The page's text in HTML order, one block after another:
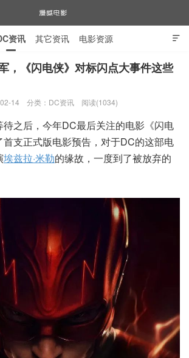
漫威电影

资讯 其它资讯 电影资源
，《闪电侠》对标闪点大事件这些
14 分类： DC资讯 阅读(1034)
之后，今年DC最后关注的电影《闪电
支正式版电影预告，对于DC的这部电
埃兹拉·米勒的缘故，一度到了被放弃的